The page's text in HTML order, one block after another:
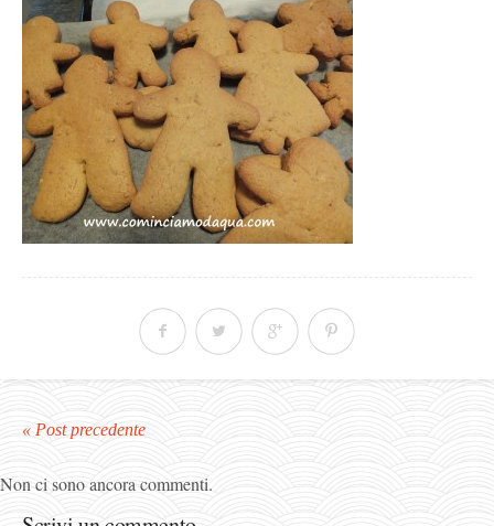
« Post precedente
Non ci sono ancora commenti.